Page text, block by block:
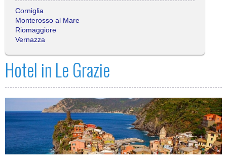
Corniglia
Monterosso al Mare
Riomaggiore
Vernazza
Hotel in Le Grazie